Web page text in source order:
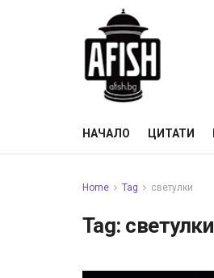
НАЧАЛО ЦИТАТИ
Home Tag светулки
Tag: светулки